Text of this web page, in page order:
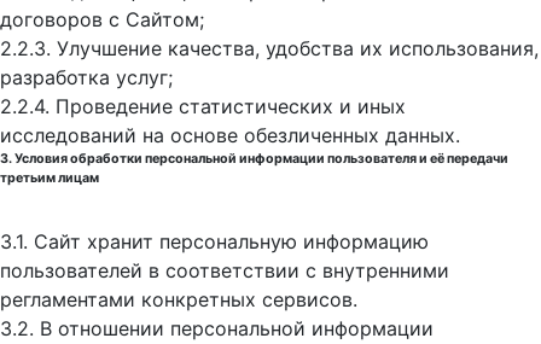
договоров с Сайтом;
2.2.3. Улучшение качества, удобства их использования,
разработка услуг;
2.2.4. Проведение статистических и иных
исследований на основе обезличенных данных.
3. Условия обработки персональной информации пользователя и её передачи
третьим лицам
3.1. Сайт хранит персональную информацию
пользователей в соответствии с внутренними
регламентами конкретных сервисов.
3.2. В отношении персональной информации